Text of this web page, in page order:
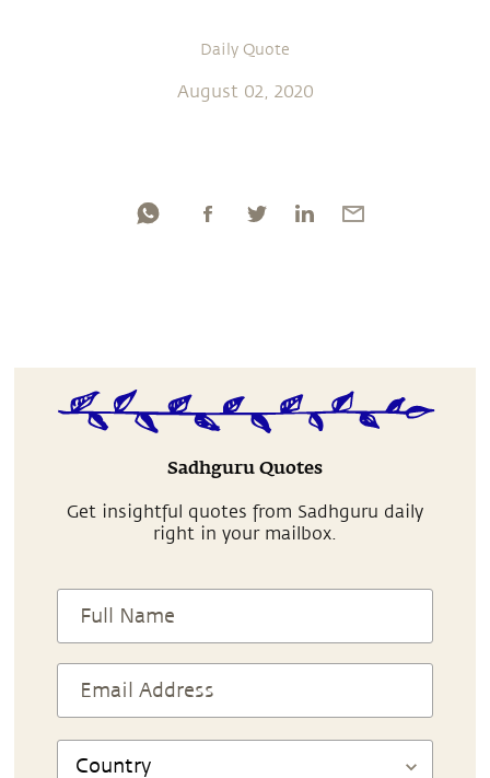
Daily Quote
August 02, 2020
Sadhguru Quotes
Get insightful quotes from Sadhguru daily
right in your mailbox.